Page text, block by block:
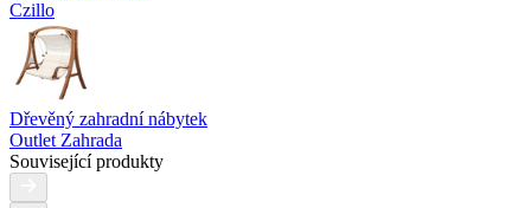
Czillo
Dřevěný zahradní nábytek
Outlet Zahrada
Související produkty